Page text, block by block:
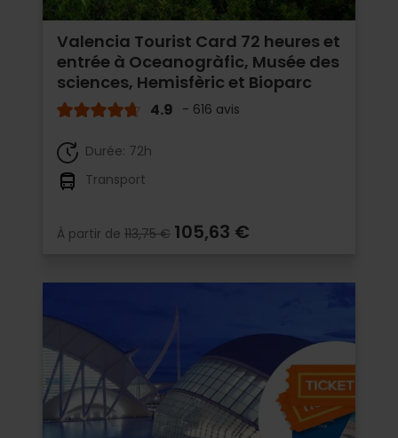
Valencia Tourist Card 72 heures et
entrée à Oceanogràfic, Musée des
sciences, Hemisfèric et Bioparc
4.9 - 616 avis
Durée: 72h
Transport
À partir de 113,75 € 105,63 €